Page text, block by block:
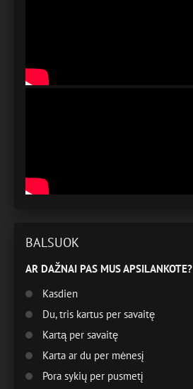
BALSUOK
AR DAŽNAI PAS MUS APSILANKOTE?
Kasdien
Du, tris kartus per savaitę
Kartą per savaitę
Karta ar du per mėnesį
Pora sykių per pusmetį